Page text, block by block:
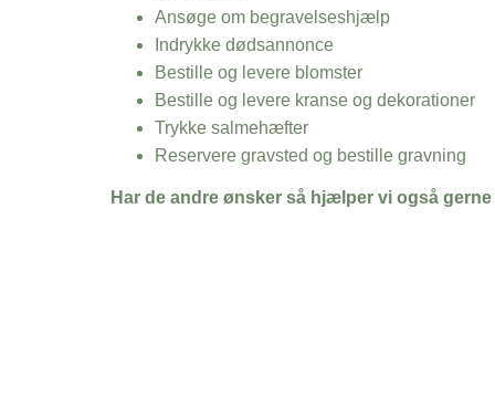
Ansøge om begravelseshjælp
Indrykke dødsannonce
Bestille og levere blomster
Bestille og levere kranse og dekorationer
Trykke salmehæfter
Reservere gravsted og bestille gravning
Har de andre ønsker så hjælper vi også gerne